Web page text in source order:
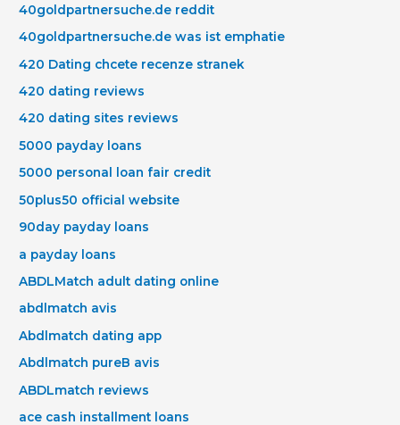
40goldpartnersuche.de reddit
40goldpartnersuche.de was ist emphatie
420 Dating chcete recenze stranek
420 dating reviews
420 dating sites reviews
5000 payday loans
5000 personal loan fair credit
50plus50 official website
90day payday loans
a payday loans
ABDLMatch adult dating online
abdlmatch avis
Abdlmatch dating app
Abdlmatch pureВ avis
ABDLmatch reviews
ace cash installment loans